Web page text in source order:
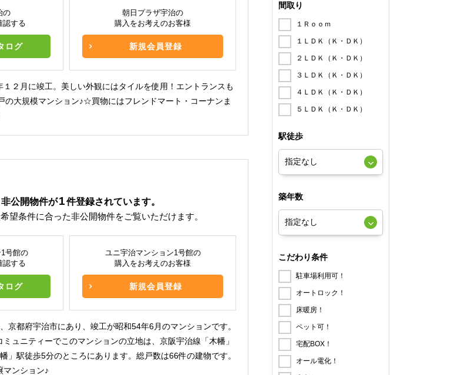
の
認する
ログ
朝日プラザ宇治の
購入をお考えのお客様
新規会員登録
２月に竣工。美しい外観にはタイルを使用！エントランスも
大規模マンション♪☆買物にはフレンドマート・コーナンま
公開物件が1件登録されています。
望条件に合った非公開物件をご覧いただけます。
号館の
認する
ログ
ユニ宇治マンション1号館の
購入をお考えのお客様
新規会員登録
京都府宇治市にあり、竣工が昭和54年6月のマンションです。
ュニティーでこのマンションの立地は、京阪宇治線「木幡」
」駅徒歩5分のところにあります。総戸数は66件の建物です。
ンション♪
間取り
１Ｒｏｏｍ
１ＬＤＫ（Ｋ・ＤＫ）
２ＬＤＫ（Ｋ・ＤＫ）
３ＬＤＫ（Ｋ・ＤＫ）
４ＬＤＫ（Ｋ・ＤＫ）
５ＬＤＫ（Ｋ・ＤＫ）
駅徒歩
築年数
こだわり条件
駐車場利用可！
オートロック！
床暖房！
ペット可！
宅配BOX！
オール電化！